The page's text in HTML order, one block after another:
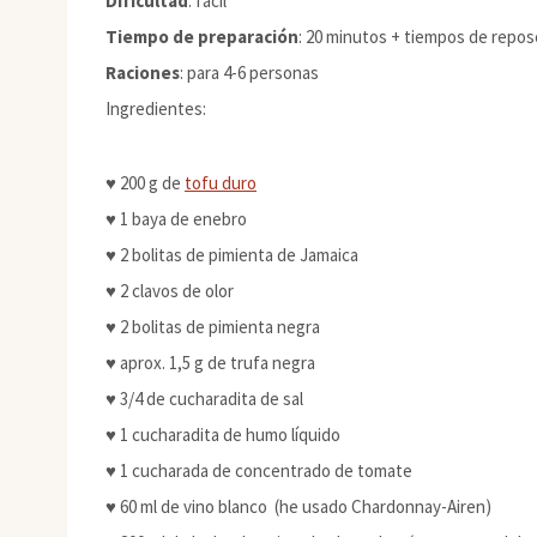
Tiempo de preparación: 20 minutos + tiempos de
Raciones: para 4-6 personas
Ingredientes:
♥ 200 g de tofu duro
♥ 1 baya de enebro
♥ 2 bolitas de pimienta de Jamaica
♥ 2 clavos de olor
♥ 2 bolitas de pimienta negra
♥ aprox. 1,5 g de trufa negra
♥ 3/4 de cucharadita de sal
♥ 1 cucharadita de humo líquido
♥ 1 cucharada de concentrado de tomate
♥ 60 ml de vino blanco (he usado Chardonnay-Airen)